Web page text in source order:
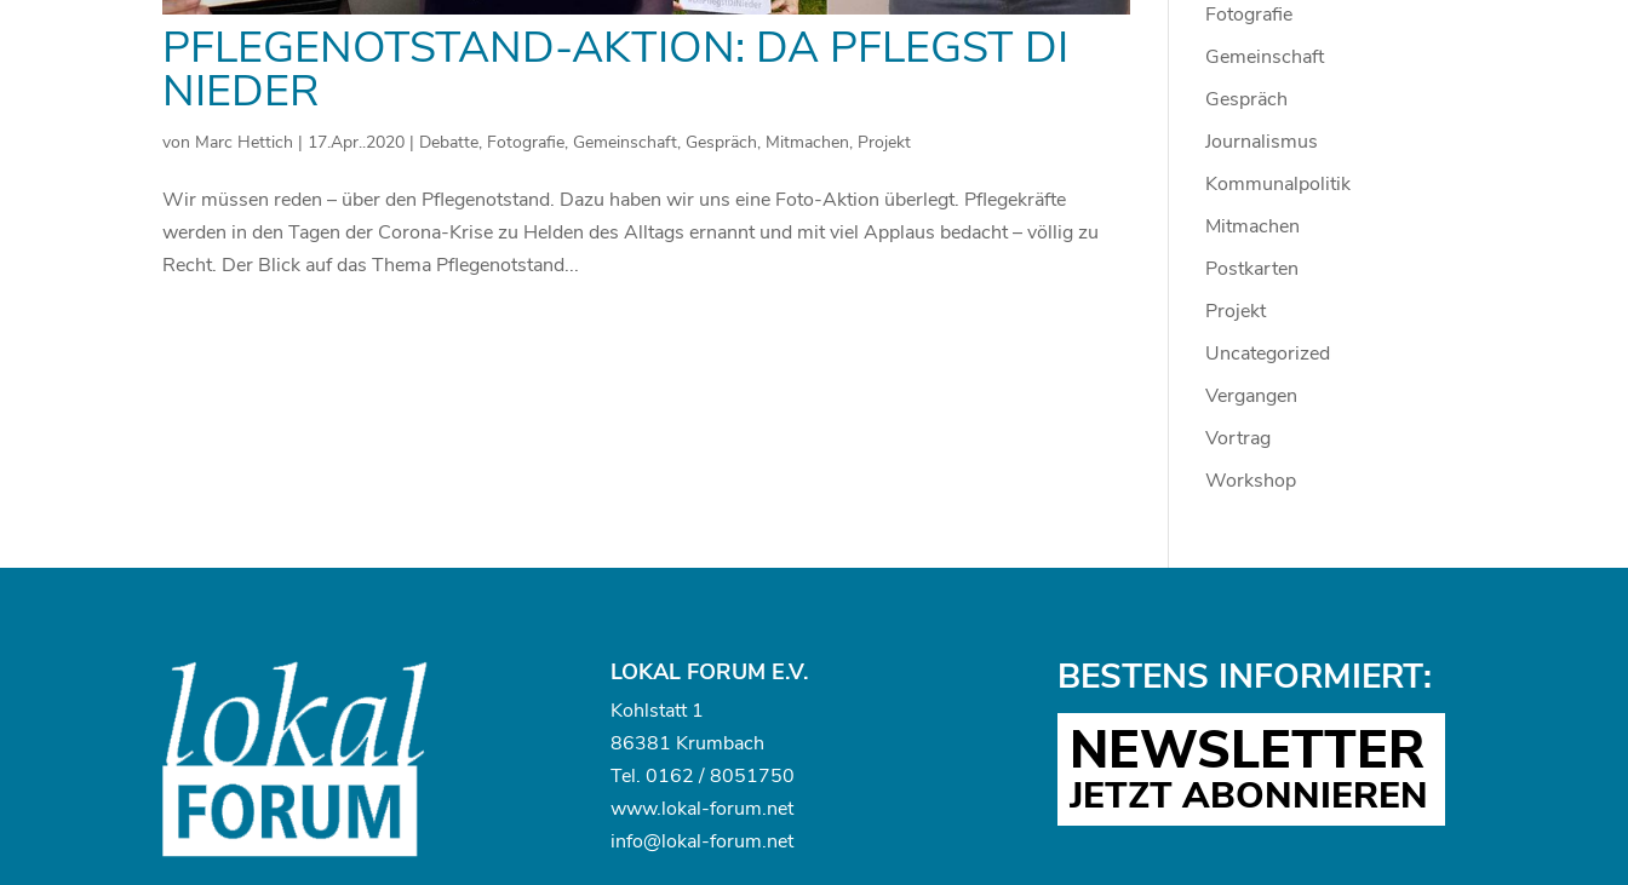
PFLEGENOTSTAND-AKTION: DA PFLEGST DI
NIEDER
von Marc Hettich | 17.Apr..2020 | Debatte, Fotografie, Gemeinschaft, Gespräch, Mitmachen, Projekt
Wir müssen reden – über den Pflegenotstand. Dazu haben wir uns eine Foto-Aktion überlegt. Pflegekräfte
werden in den Tagen der Corona-Krise zu Helden des Alltags ernannt und mit viel Applaus bedacht – völlig zu
Recht. Der Blick auf das Thema Pflegenotstand...
Fotografie
Gemeinschaft
Gespräch
Journalismus
Kommunalpolitik
Mitmachen
Postkarten
Projekt
Uncategorized
Vergangen
Vortrag
Workshop
LOKAL FORUM E.V.
Kohlstatt 1
86381 Krumbach
Tel. 0162 / 8051750
www.lokal-forum.net
info@lokal-forum.net
BESTENS INFORMIERT:
NEWSLETTER
JETZT ABONNIEREN